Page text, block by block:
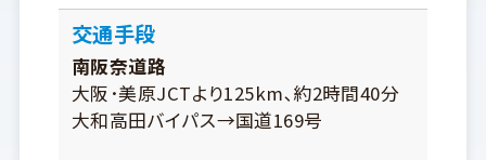
交通手段
南阪奈道路
大阪･美原JCTより125km､約2時間40分
大和高田バイパス→国道169号